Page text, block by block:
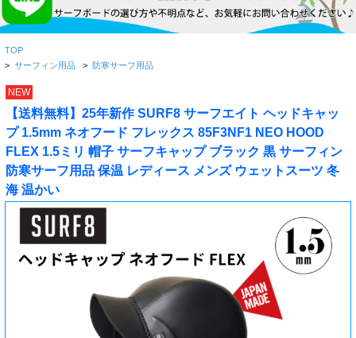
TOP
> サーフィン用品 > 防寒サーフ用品
NEW
【送料無料】25年新作 SURF8 サーフエイト ヘッドキャッ
プ 1.5mm ネオフード フレックス 85F3NF1 NEO HOOD
FLEX 1.5ミリ 帽子 サーフキャップ ブラック 黒 サーフィン
防寒サーフ用品 保温 レディース メンズ ウェットスーツ 冬
海 温かい